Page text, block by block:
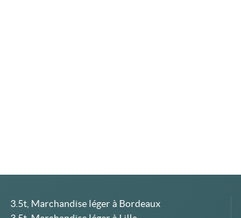
3.5t, Marchandise léger à Bordeaux